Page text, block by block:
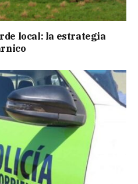
local: la estrategia